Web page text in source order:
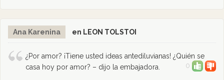
Ana Karenina en LEON TOLSTOI
¿Por amor? ¡Tiene usted ideas antediluvianas! ¿Quién se
casa hoy por amor? – dijo la embajadora.
0